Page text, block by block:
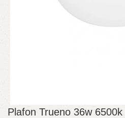
Plafon Trueno 36w